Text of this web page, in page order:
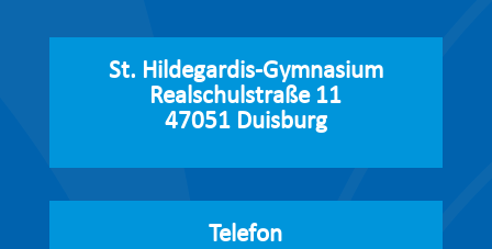
St. Hildegardis-Gymnasium
Realschulstraße 11
47051 Duisburg
Telefon